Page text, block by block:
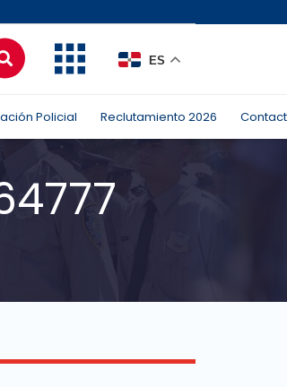
ES
Policial Reclutamiento 2026